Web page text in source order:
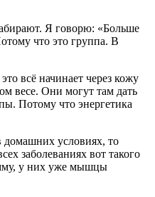
Я говорю: «Больше
что это группа. В
всё начинает через кожу
весе. Они могут там дать
Потому что энергетика
домашних условиях, то
заболеваниях вот такого
у них уже мышцы